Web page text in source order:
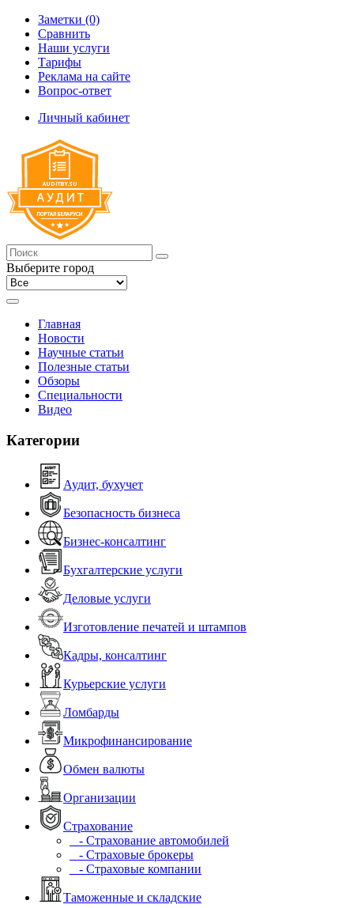
Заметки (0)
Сравнить
Наши услуги
Тарифы
Реклама на сайте
Вопрос-ответ
Личный кабинет
Выберите город
Главная
Новости
Научные статьи
Полезные статьи
Обзоры
Специальности
Видео
Категории
Аудит, бухучет
Безопасность бизнеса
Бизнес-консалтинг
Бухгалтерские услуги
Деловые услуги
Изготовление печатей и штампов
Кадры, консалтинг
Курьерские услуги
Ломбарды
Микрофинансирование
Обмен валюты
Организации
Страхование
- Страхование автомобилей
- Страховые брокеры
- Страховые компании
Таможенные и складские